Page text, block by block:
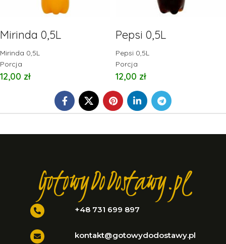
Mirinda 0,5L
Mirinda 0,5L
Porcja
12,00 zł
Pepsi 0,5L
Pepsi 0,5L
Porcja
12,00 zł
GotowyDoDostawy.pl
+48 731 699 897
kontakt@gotowydodostawy.pl